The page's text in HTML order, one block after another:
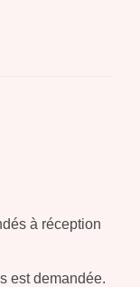
à réception
est demandée.